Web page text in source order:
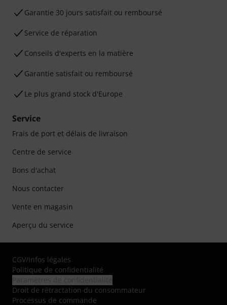
Garantie 30 jours satisfait ou remboursé
Service de réparation
Conseils d'experts en la matière
Garantie satisfait ou remboursé
Le plus grand stock d'Europe
Service
Frais de port et délais de livraison
Centre de service
Bons d'achat
Nous contacter
Vente en magasin
Aperçu du service
CGV/Infos légales
Politique de confidentialité
Droit de rétractation du consommateur
Processus de commande